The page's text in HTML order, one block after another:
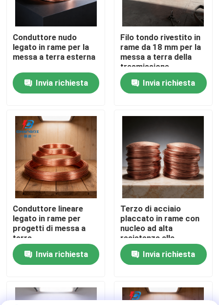
Prodotti
Video
Chi siamo
Fatory Tour
Controllo di qualità
Contattaci
notizie
Richiedere un preventivo
Conduttore nudo
legato in rame per la
messa a terra esterna
Invia richiesta
Filo tondo rivestito in
rame da 18 mm per la
messa a terra della
trasmissione
Invia richiesta
Conduttore lineare
legato in rame per
progetti di messa a
terra
Invia richiesta
Terzo di acciaio
placcato in rame con
nucleo ad alta
resistenza alla
trazione
Invia richiesta